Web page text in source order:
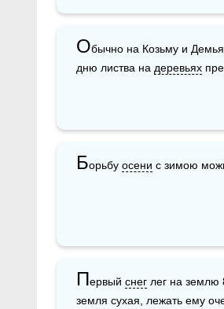
Обычно на Козьму и
дню листва на деревьях
Борьбу осени с зимою
Первый снег лег на землю
земля сухая, лежать ему